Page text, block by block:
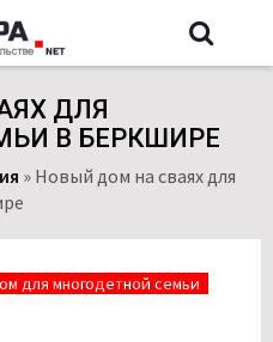
ДЛЯ
В БЕРКШИРЕ
» Новый дом на сваях для
для многодетной семьи